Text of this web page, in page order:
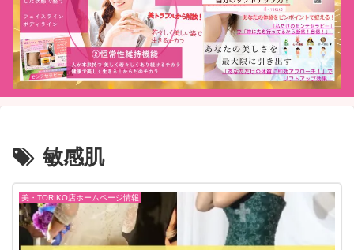
敏感肌
美・TORIKO店ホームページ情報